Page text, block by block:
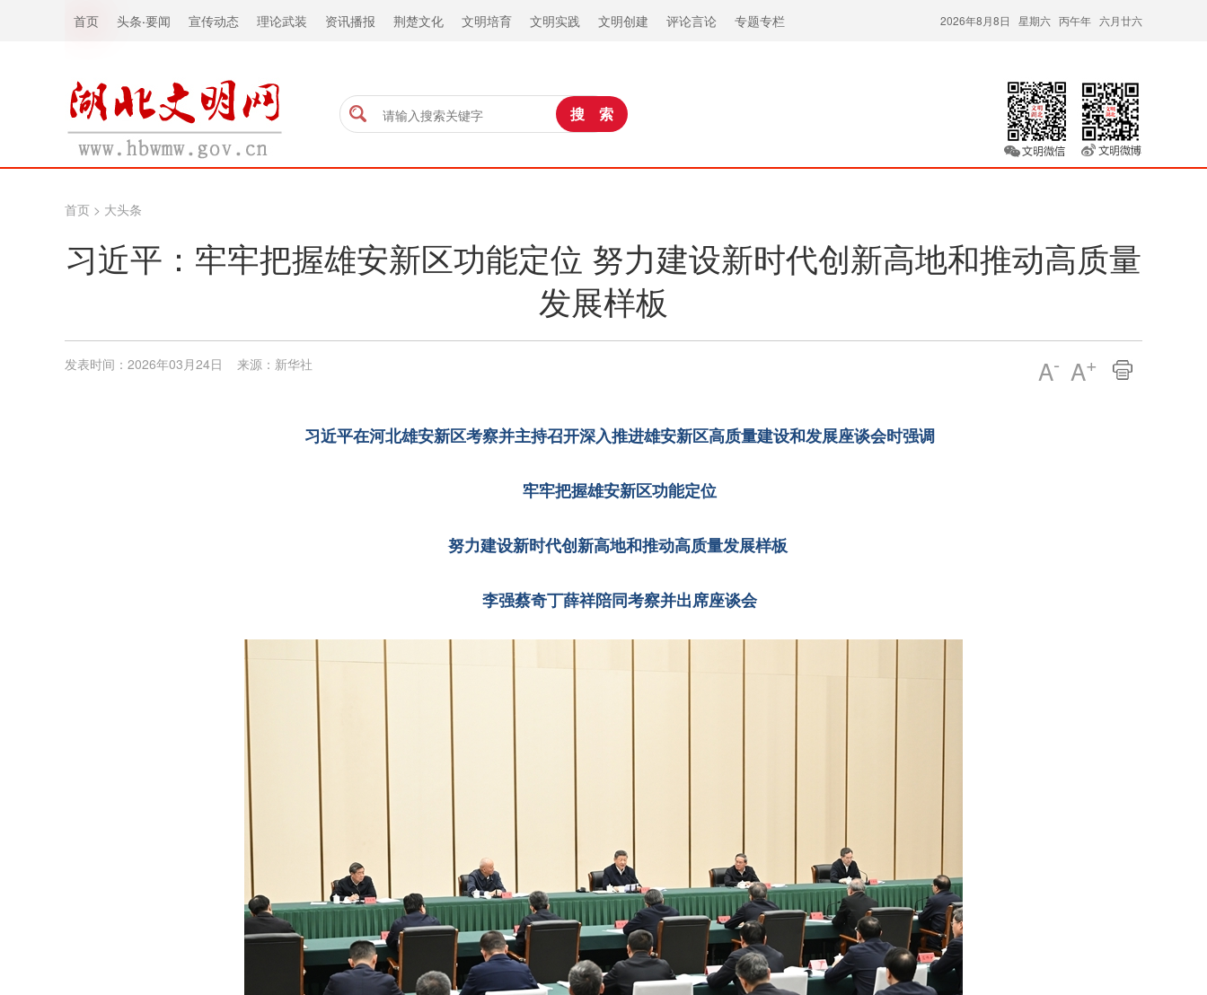
首页 头条·要闻 宣传动态 理论武装 资讯播报 荆楚文化 文明培育 文明实践 文明创建 评论言论 专题专栏 2026年8月8日 星期六 丙午年 六月廿六
首页 > 大头条
习近平：牢牢把握雄安新区功能定位 努力建设新时代创新高地和推动高质量
发展样板
A- A+
发表时间：2026年03月24日 来源：新华社
习近平在河北雄安新区考察并主持召开深入推进雄安新区高质量建设和发展座谈会时强调
牢牢把握雄安新区功能定位
努力建设新时代创新高地和推动高质量发展样板
李强蔡奇丁薛祥陪同考察并出席座谈会